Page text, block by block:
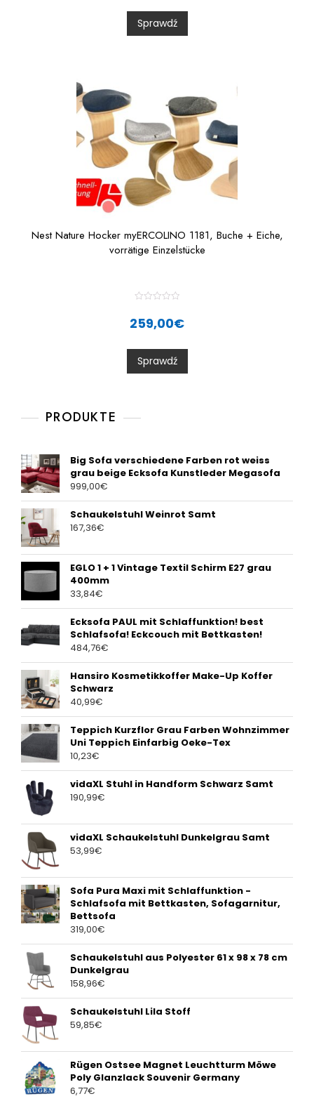
0
o
u
t
Sprawdź
Nest Nature Hocker myERCOLINO 1181, Buche + Eiche,
vorrätige Einzelstücke
t
0
o
u
t
259,00€
Sprawdź
PRODUKTE
Big Sofa verschiedene Farben rot weiss
grau beige Ecksofa Kunstleder Megasofa
999,00€
Schaukelstuhl Weinrot Samt
167,36€
EGLO 1 + 1 Vintage Textil Schirm E27 grau
400mm
33,84€
Ecksofa PAUL mit Schlaffunktion! best
Schlafsofa! Eckcouch mit Bettkasten!
484,76€
Hansiro Kosmetikkoffer Make-Up Koffer
Schwarz
40,99€
Teppich Kurzflor Grau Farben Wohnzimmer
Uni Teppich Einfarbig Oeke-Tex
10,23€
vidaXL Stuhl in Handform Schwarz Samt
190,99€
vidaXL Schaukelstuhl Dunkelgrau Samt
53,99€
Sofa Pura Maxi mit Schlaffunktion -
Schlafsofa mit Bettkasten, Sofagarnitur,
Bettsofa
319,00€
Schaukelstuhl aus Polyester 61 x 98 x 78 cm
Dunkelgrau
158,96€
Schaukelstuhl Lila Stoff
59,85€
Rügen Ostsee Magnet Leuchtturm Möwe
Poly Glanzlack Souvenir Germany
6,77€